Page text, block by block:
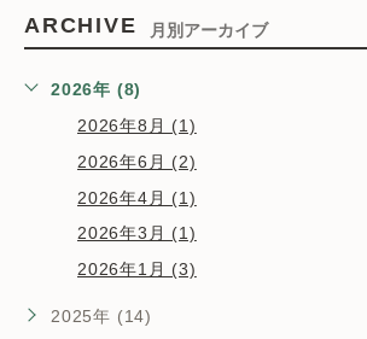
ARCHIVE 月別アーカイブ
2026年 (8)
2026年8月 (1)
2026年6月 (2)
2026年4月 (1)
2026年3月 (1)
2026年1月 (3)
2025年 (14)